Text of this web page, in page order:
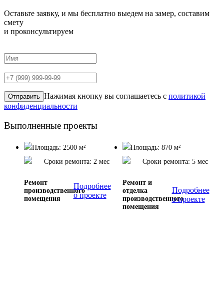
Оставьте заявку, и мы бесплатно выедем на замер, составим
смету
и проконсультируем
Отправить Нажимая кнопку вы соглашаетесь с политикой
конфиденциальности
Выполненные проекты
Площадь: 2500 м²
Сроки ремонта: 2 мес
Ремонт
производственного
помещения
Подробнее
о проекте
Площадь: 870 м²
Сроки ремонта: 5 мес
Ремонт и
отделка
производственного
помещения
Подробнее
о проекте